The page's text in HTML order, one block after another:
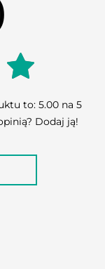
to: 5.00 na 5
Dodaj ją!